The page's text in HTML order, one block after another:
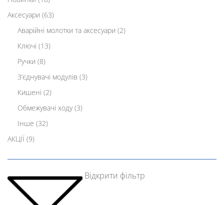
Аксесуари (63)
Аварійні молотки та аксесуари (2)
Ключі (13)
Ручки (8)
Зʼєднувачі модулів (3)
Кишені (2)
Обмежувачі ходу (3)
Інше (32)
АКЦІЇ (9)
Відкрити фільтр